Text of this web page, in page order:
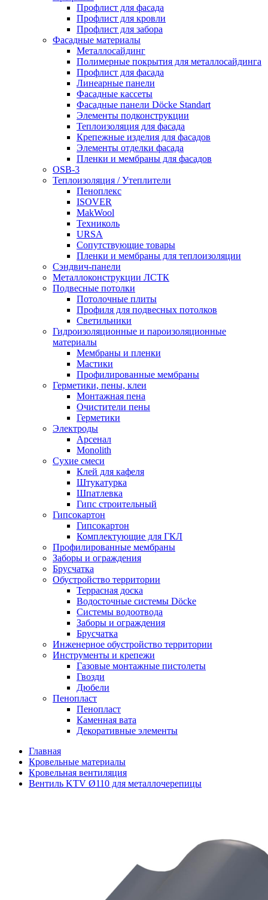
Профлист для фасада
Профлист для кровли
Профлист для забора
Фасадные материалы
Металлосайдинг
Полимерные покрытия для металлосайдинга
Профлист для фасада
Линеарные панели
Фасадные кассеты
Фасадные панели Döcke Standart
Элементы подконструкции
Теплоизоляция для фасада
Крепежные изделия для фасадов
Элементы отделки фасада
Пленки и мембраны для фасадов
OSB-3
Теплоизоляция / Утеплители
Пеноплекс
ISOVER
MakWool
Техниколь
URSA
Сопутствующие товары
Пленки и мембраны для теплоизоляции
Сэндвич-панели
Металлоконструкции ЛСТК
Подвесные потолки
Потолочные плиты
Профиля для подвесных потолков
Светильники
Гидроизоляционные и пароизоляционные
материалы
Мембраны и пленки
Мастики
Профилированные мембраны
Герметики, пены, клеи
Монтажная пена
Очистители пены
Герметики
Электроды
Арсенал
Monolith
Сухие смеси
Клей для кафеля
Штукатурка
Шпатлевка
Гипс строительный
Гипсокартон
Гипсокартон
Комплектующие для ГКЛ
Профилированные мембраны
Заборы и ограждения
Брусчатка
Обустройство территории
Террасная доска
Водосточные системы Döcke
Системы водоотвода
Заборы и ограждения
Брусчатка
Инженерное обустройство территории
Инструменты и крепежи
Газовые монтажные пистолеты
Гвозди
Дюбели
Пенопласт
Пенопласт
Каменная вата
Декоративные элементы
Главная
Кровельные материалы
Кровельная вентиляция
Вентиль KTV Ø110 для металлочерепицы